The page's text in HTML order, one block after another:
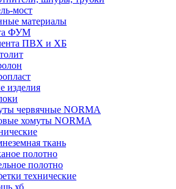
мост
материалы
ФУМ
ПВХ и ХБ
изделия
червячные NORMA
хомуты NORMA
ткань
полотно
полотно
технические
хб